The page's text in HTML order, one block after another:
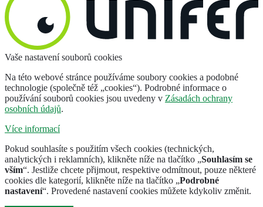
Vaše nastavení souborů cookies
Na této webové stránce používáme soubory cookies a podobné
technologie (společně též „cookies“). Podrobné informace o
používání souborů cookies jsou uvedeny v Zásadách ochrany
osobních údajů.
Více informací
Pokud souhlasíte s použitím všech cookies (technických,
analytických i reklamních), klikněte níže na tlačítko „Souhlasím se
vším“. Jestliže chcete přijmout, respektive odmítnout, pouze některé
cookies dle kategorií, klikněte níže na tlačítko „Podrobné
nastavení“. Provedené nastavení cookies můžete kdykoliv změnit.